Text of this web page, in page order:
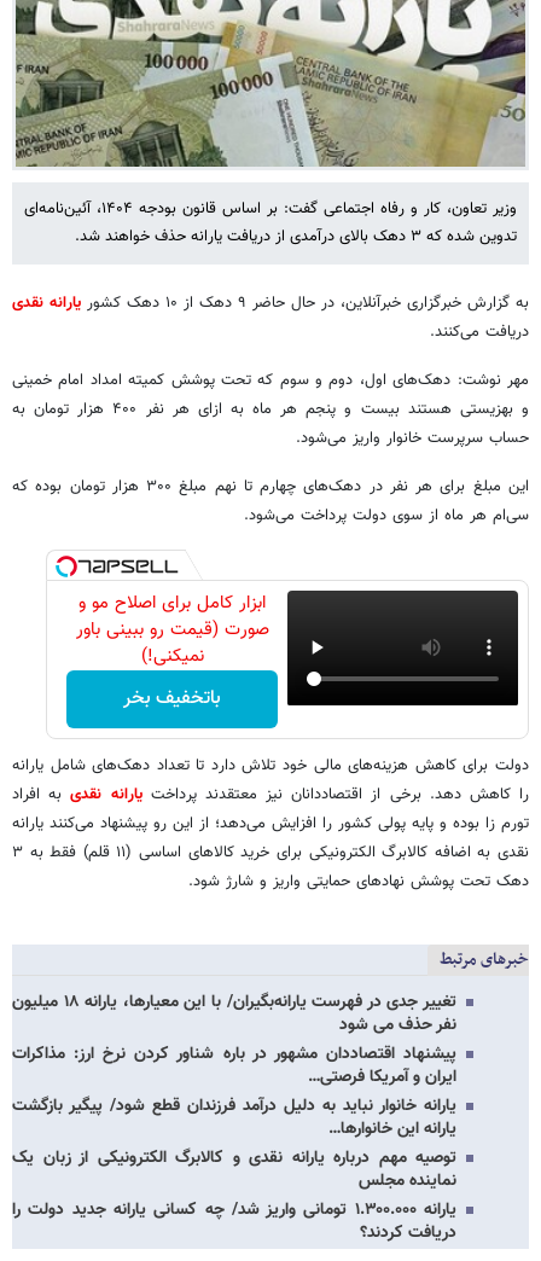
وزیر تعاون، کار و رفاه اجتماعی گفت: بر اساس قانون بودجه ۱۴۰۴، آئین‌نامه‌ای
تدوین شده که ۳ دهک بالای درآمدی از دریافت یارانه حذف خواهند شد.
به گزارش خبرگزاری خبرآنلاین، در حال حاضر ۹ دهک از ۱۰ دهک کشور
یارانه نقدی
دریافت می‌کنند.
مهر نوشت: دهک‌های اول، دوم و سوم که تحت پوشش کمیته امداد امام خمینی
و بهزیستی هستند بیست و پنجم هر ماه به ازای هر نفر ۴۰۰ هزار تومان به
حساب سرپرست خانوار واریز می‌شود.
این مبلغ برای هر نفر در دهک‌های چهارم تا نهم مبلغ ۳۰۰ هزار تومان بوده که
سی‌ام هر ماه از سوی دولت پرداخت می‌شود.
ابزار کامل برای اصلاح مو و
صورت (قیمت رو ببینی باور
نمیکنی!)
باتخفیف بخر
دولت برای کاهش هزینه‌های مالی خود تلاش دارد تا تعداد دهک‌های شامل یارانه
را کاهش دهد. برخی از اقتصاددانان نیز معتقدند پرداختیارانه نقدیبه افراد
تورم زا بوده و پایه پولی کشور را افزایش می‌دهد؛ از این رو پیشنهاد می‌کنند یارانه
نقدی به اضافه کالابرگ الکترونیکی برای خرید کالاهای اساسی (۱۱ قلم) فقط به ۳
دهک تحت پوشش نهادهای حمایتی واریز و شارژ شود.
خبرهای مرتبط
تغییر جدی در فهرست یارانه‌بگیران/ با این معیارها، یارانه ۱۸ میلیون
نفر حذف می شود
پیشنهاد اقتصاددان مشهور در باره شناور کردن نرخ ارز: مذاکرات
ایران و آمریکا فرصتی…
یارانه خانوار نباید به دلیل درآمد فرزندان قطع شود/ پیگیر بازگشت
یارانه این خانوارها…
توصیه‌ مهم درباره یارانه نقدی و کالابرگ الکترونیکی از زبان یک
نماینده مجلس
یارانه ۱.۳۰۰.۰۰۰ تومانی واریز شد/ چه کسانی یارانه جدید دولت را
دریافت کردند؟